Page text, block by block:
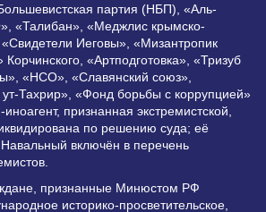
партия (НБП), «Аль-
«Талибан», «Меджлис крымско-
«Свидетели Иеговы», «Мизантропик
«Артподготовка», «Тризуб
«НСО», «Славянский союз»,
Тахрир», «Фонд борьбы с коррупцией»
признанная экстремистской,
по решению суда; её
включён в перечень
признанные Минюстом РФ
историко-просветительское,